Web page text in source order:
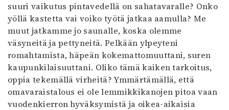
suuri vaikutus pintavedellä on sahatavaralle? Onko
yöllä kastetta vai voiko työtä jatkaa aamulla? Me
muut jatkamme jo saunalle, koska olemme
väsyneitä ja pettyneitä. Pelkään ylpeyteni
romahtamista, häpeän kokemattomuuttani, suren
kaupunkilaisuuttani. Oliko tämä kaiken tarkoitus,
oppia tekemällä virheitä? Ymmärtämällä, että
omavaraistalous ei ole lemmikkikanojen pitoa vaan
vuodenkierron hyväksymistä ja oikea-aikaisia